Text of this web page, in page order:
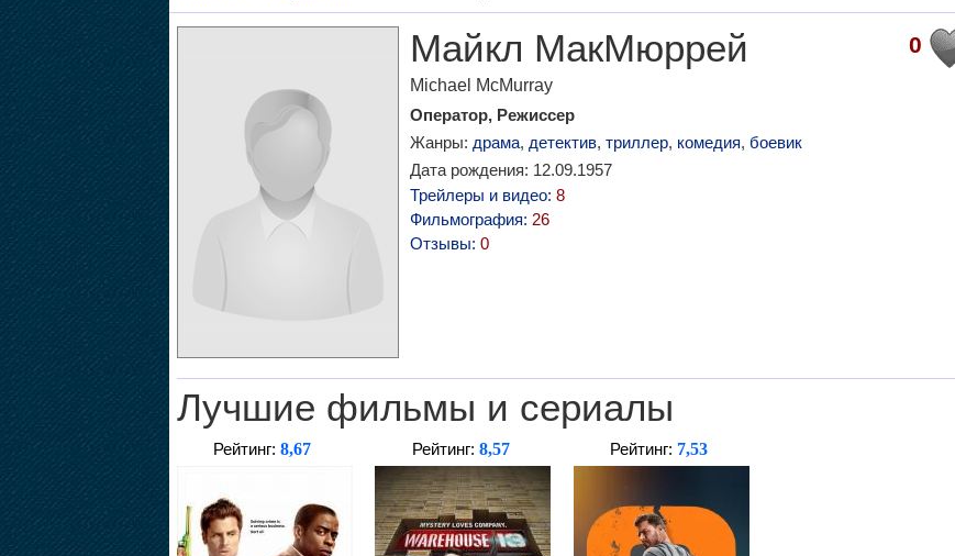
0
Майкл МакМюррей
Michael McMurray
Оператор, Режиссер
Жанры: драма, детектив, триллер, комедия, боевик
Дата рождения: 12.09.1957
Трейлеры и видео: 8
Фильмография: 26
Отзывы: 0
Лучшие фильмы и сериалы
Рейтинг: 8,67 Рейтинг: 8,57 Рейтинг: 7,53